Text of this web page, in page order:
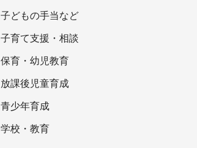
子どもの手当など
子育て支援・相談
保育・幼児教育
放課後児童育成
青少年育成
学校・教育